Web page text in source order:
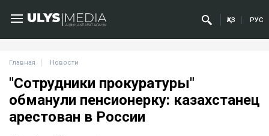
ҚАЗ РУС
Главная Новости
"Сотрудники прокуратуры"
обманули пенсионерку: казахстанец
арестован в России